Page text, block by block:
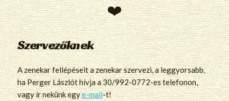
Szervezőknek
A zenekar fellépéseit a zenekar szervezi, a leggyorsabb,
ha Perger Lászlót hívja a 30/992-0772-es telefonon,
vagy ír nekünk egye-mail-t!